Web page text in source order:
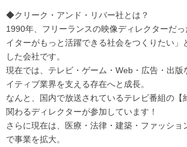
◆クリーク・アンド・リバー社とは？
1990年、フリーランスの映像ディレクターだ
イターがもっと活躍できる社会をつくりたい」
した会社です。
現在では、テレビ・ゲーム・Web・広告・出版
イティブ業界を支える存在へと成長。
なんと、国内で放送されているテレビ番組の【
関わるディレクターが参加しています！
さらに現在は、医療・法律・建築・ファッショ
で事業を拡大。